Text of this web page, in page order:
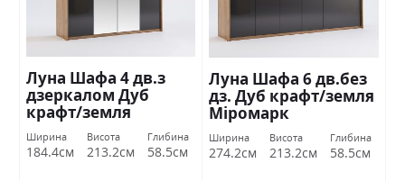
Луна Шафа 4 дв.з
дзеркалом Дуб
крафт/земля
Міромарк
Ширина
184.4см
Висота
213.2см
Глибина
58.5см
Луна Шафа 6 дв.без
дз. Дуб крафт/земля
Міромарк
Ширина
274.2см
Висота
213.2см
Глибина
58.5см